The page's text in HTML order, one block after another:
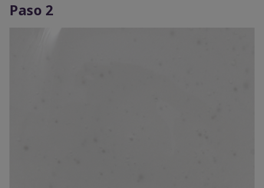
Paso 2